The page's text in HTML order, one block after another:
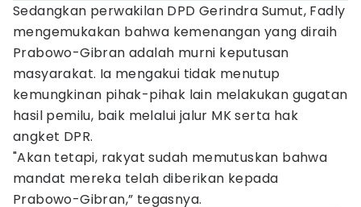
Sedangkan perwakilan DPD Gerindra Sumut, Fadly
mengemukakan bahwa kemenangan yang diraih
Prabowo-Gibran adalah murni keputusan
masyarakat. Ia mengakui tidak menutup
kemungkinan pihak-pihak lain melakukan gugatan
hasil pemilu, baik melalui jalur MK serta hak
angket DPR.
"Akan tetapi, rakyat sudah memutuskan bahwa
mandat mereka telah diberikan kepada
Prabowo-Gibran,” tegasnya.